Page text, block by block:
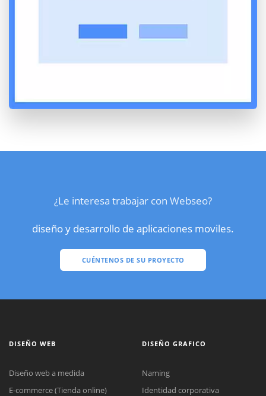
¿Le interesa trabajar con Webseo?
diseño y desarrollo de aplicaciones moviles.
CUÉNTENOS DE SU PROYECTO
DISEÑO WEB
Diseño web a medida
E-commerce (Tienda online)
DISEÑO GRAFICO
Naming
Identidad corporativa